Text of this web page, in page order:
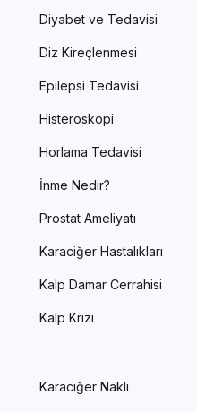
Diyabet ve Tedavisi
Diz Kireçlenmesi
Epilepsi Tedavisi
Histeroskopi
Horlama Tedavisi
İnme Nedir?
Prostat Ameliyatı
Karaciğer Hastalıkları
Kalp Damar Cerrahisi
Kalp Krizi
Karaciğer Nakli